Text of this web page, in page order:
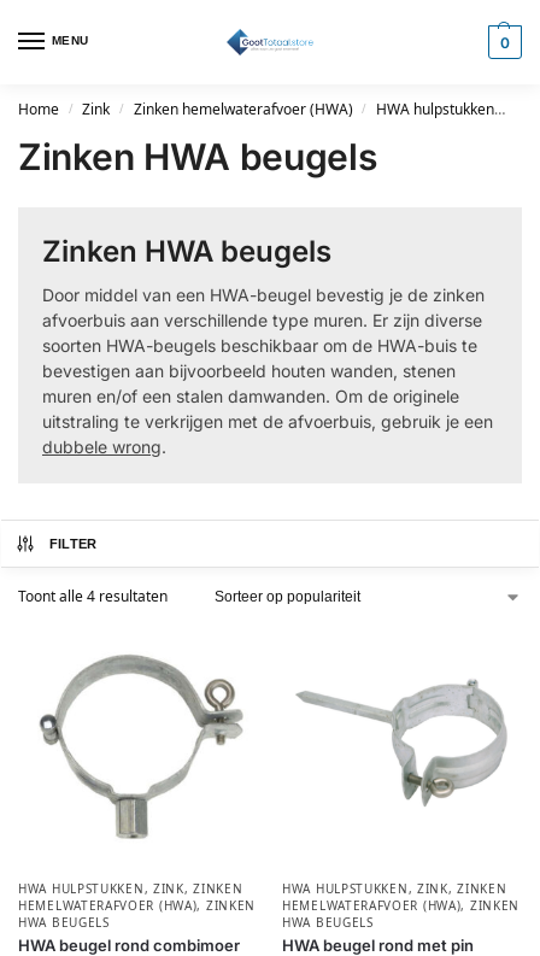
MENU 0
Home / Zink / Zinken hemelwaterafvoer (HWA) / HWA hulpstukken
Zinken HWA beugels
Zinken HWA beugels
Door middel van een HWA-beugel bevestig je de zinken
afvoerbuis aan verschillende type muren. Er zijn diverse
soorten HWA-beugels beschikbaar om de HWA-buis te
bevestigen aan bijvoorbeeld houten wanden, stenen
muren en/of een stalen damwanden. Om de originele
uitstraling te verkrijgen met de afvoerbuis, gebruik je een
dubbele wrong.
FILTER
Toont alle 4 resultaten
HWA HULPSTUKKEN, ZINK,ZINKEN
HEMELWATERAFVOER (HWA), ZINKEN
HWA BEUGELS
HWA beugel rond combimoer
HWA HULPSTUKKEN, ZINK,ZINKEN
HEMELWATERAFVOER (HWA), ZINKEN
HWA BEUGELS
HWA beugel rond met pin